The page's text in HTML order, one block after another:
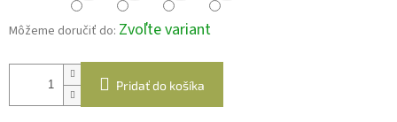
Môžeme doručiť do: Zvoľte variant
Pridať do košíka